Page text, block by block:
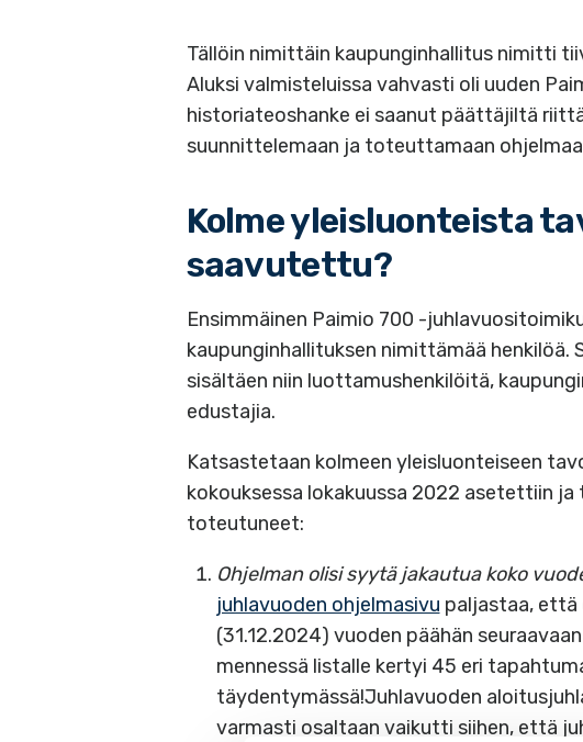
Tällöin nimittäin kaupunginhallitus nimitti
Aluksi valmisteluissa vahvasti oli uuden
historiateoshanke ei saanut päättäjiltä
suunnittelemaan ja toteuttamaan
Kolme yleisluonteista
saavutettu?
Ensimmäinen Paimio 700 -
kaupunginhallituksen nimittämää
sisältäen niin luottamushenkilöitä,
edustajia.
Katsastetaan kolmeen yleisluonteiseen
kokouksessa lokakuussa 2022 asetettiin
toteutuneet:
Ohjelman olisi syytä jakautua koko
juhlavuoden ohjelmasivu paljastaa, että
(31.12.2024) vuoden päähän
mennessä listalle kertyi 45 eri
täydentymässä!Juhlavuoden
varmasti osaltaan vaikutti siihen, että